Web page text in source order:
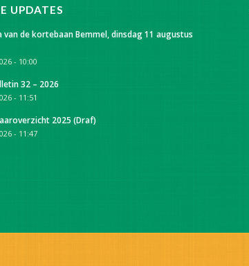
UPDATES
van de kortebaan Bemmel, dinsdag 11 augustus
- 10:00
32 – 2026
- 11:51
2025 (Draf)
- 11:47